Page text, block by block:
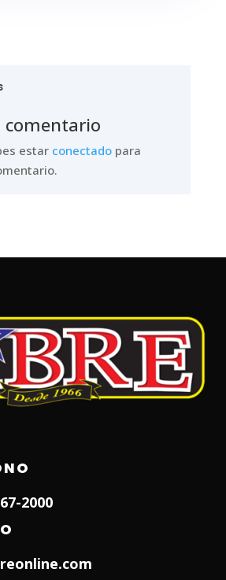
comentario
estar conectadopara
2000